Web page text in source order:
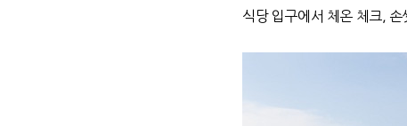
식당 입구에서 체온 체크, 손